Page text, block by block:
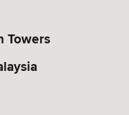
Towers